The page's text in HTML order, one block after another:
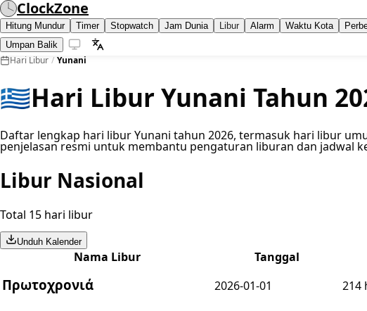
ClockZone
Hitung Mundur Timer Stopwatch Jam Dunia Libur Alarm Waktu Kota
Umpan Balik
Hari Libur / Yunani
🇬🇷Hari Libur Yunani Tahun
Daftar lengkap hari libur Yunani tahun 2026, termasuk hari libur
penjelasan resmi untuk membantu pengaturan liburan dan jadwal
Libur Nasional
Total 15 hari libur
Unduh Kalender
Nama Libur Tanggal
Πρωτοχρονιά 2026-01-01 214